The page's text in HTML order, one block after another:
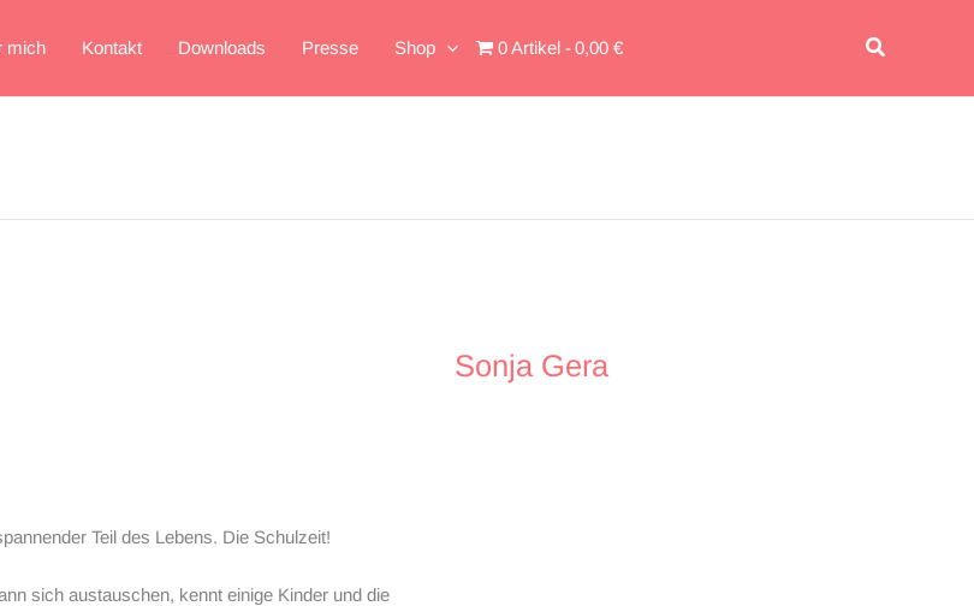
mich Kontakt Downloads Presse Shop 0 Artikel 0,00 € Suchen
Teil des Lebens. Die Schulzeit!
sich austauschen, kennt einige Kinder und die
Sonja Gera